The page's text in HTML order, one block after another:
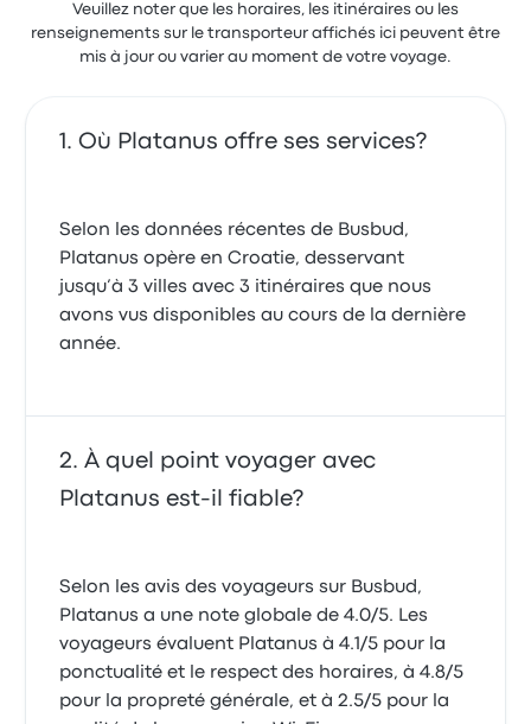
Veuillez noter que les horaires, les itinéraires ou les
renseignements sur le transporteur affichés ici peuvent être
mis à jour ou varier au moment de votre voyage.
Où Platanus offre ses services?
Selon les données récentes de Busbud,
Platanus opère en Croatie, desservant
jusqu’à 3 villes avec 3 itinéraires que nous
avons vus disponibles au cours de la dernière
année.
À quel point voyager avec
Platanus est-il fiable?
Selon les avis des voyageurs sur Busbud,
Platanus a une note globale de 4.0/5. Les
voyageurs évaluent Platanus à 4.1/5 pour la
ponctualité et le respect des horaires, à 4.8/5
pour la propreté générale, et à 2.5/5 pour la